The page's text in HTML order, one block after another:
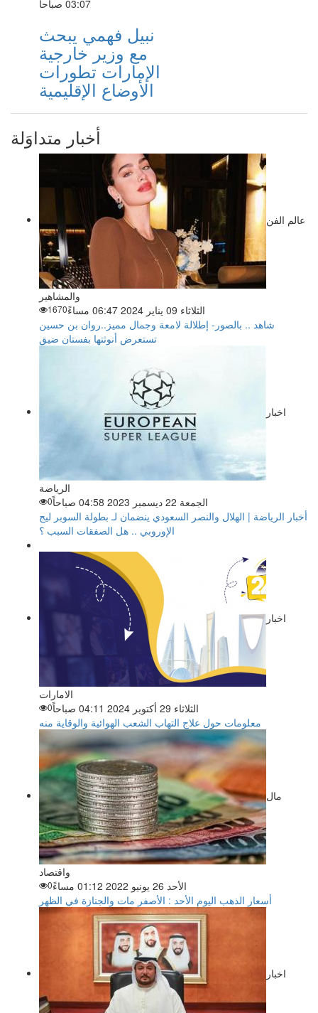
03:07 صباحاً
نبيل فهمي يبحث
مع وزير خارجية
الإمارات تطورات
الأوضاع الإقليمية
أخبار متداوَلة
عالم الفن
والمشاهير
الثلاثاء 09 يناير 2024 06:47 مساءً
1670
شاهد .. بالصور- إطلالة لامعة وجمال مميز..روان بن حسين
تستعرض أنوثتها بفستان ضيق
اخبار
الرياضة
الجمعة 22 ديسمبر 2023 04:58 صباحاً
0
أخبار الرياضة | الهلال والنصر السعودي ينضمان لـ بطولة السوبر ليج
الإوروبي .. هل الصفقات السبب ؟
اخبار
الامارات
الثلاثاء 29 أكتوبر 2024 04:11 صباحاً
0
معلومات حول علاج التهاب الشعب الهوائية والوقاية منه
مال
واقتصاد
الأحد 26 يونيو 2022 01:12 مساءً
0
أسعار الذهب اليوم الأحد : الأصفر مات والجنازة في الظهر
اخبار